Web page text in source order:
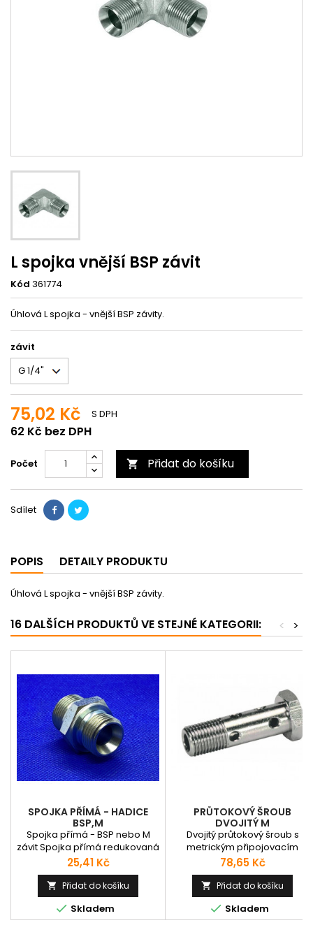
L spojka vnější BSP závit
Kód 361774
Úhlová L spojka - vnější BSP závity.
závit
75,02 Kč
62 Kč bez DPH
S DPH
Počet  Přidat do košíku
Sdílet
POPIS DETAILY PRODUKTU
Úhlová L spojka - vnější BSP závity.
16 DALŠÍCH PRODUKTŮ VE STEJNÉ KATEGORII: >
<
SPOJKA PŘÍMÁ - HADICE
BSP,M
Spojka přímá - BSP nebo M
závit Spojka přímá redukovaná
- BSP/M závit Variace na závitu:
WD = těsnění; Vnítřní = Matice;
Kužel = kužel. závit
Cena
25,41 Kč
 Přidat do košíku
 Skladem
PRŮTOKOVÝ ŠROUB
DVOJITÝ M
Dvojitý průtokový šroub s
metrickým připojovacím
závitem, vhodný pro připojení s
dvěmi hydraulickými oky.
Cena
78,65 Kč
 Přidat do košíku
 Skladem